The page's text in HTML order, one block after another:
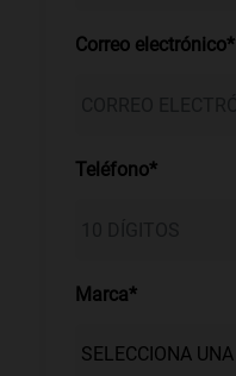
Correo electrónico*
Teléfono*
Marca*